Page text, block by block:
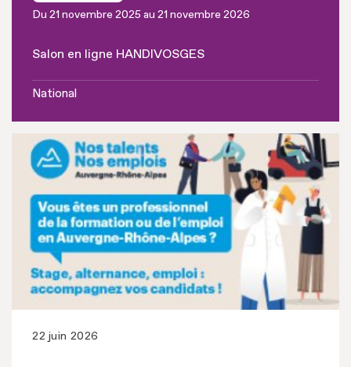
Du 21 novembre 2025 au 21 novembre 2026
Salon en ligne HANDIVOSGES
National
22 juin 2026